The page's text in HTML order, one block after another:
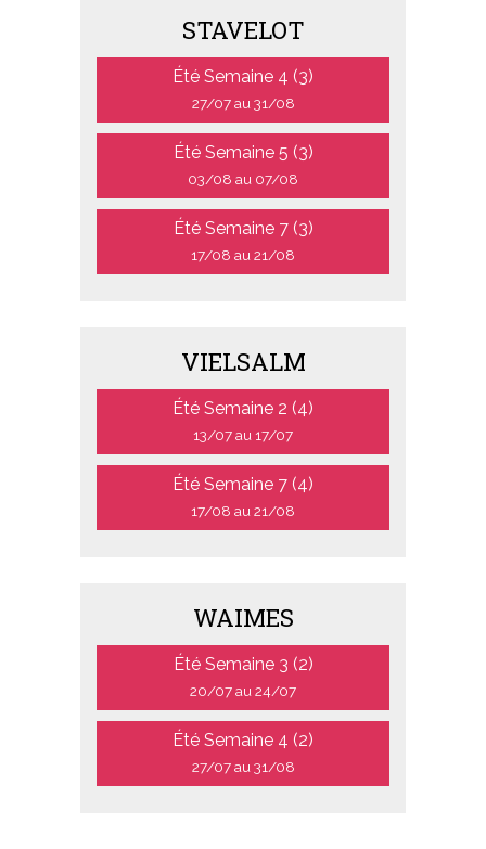
STAVELOT
Été Semaine 4 (3)
27/07 au 31/08
Été Semaine 5 (3)
03/08 au 07/08
Été Semaine 7 (3)
17/08 au 21/08
VIELSALM
Été Semaine 2 (4)
13/07 au 17/07
Été Semaine 7 (4)
17/08 au 21/08
WAIMES
Été Semaine 3 (2)
20/07 au 24/07
Été Semaine 4 (2)
27/07 au 31/08